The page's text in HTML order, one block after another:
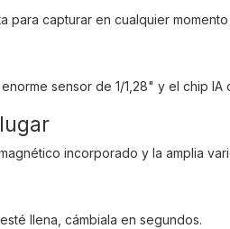
para capturar en cualquier momento
sensor de 1/1,28" y el chip IA
incorporado y la amplia
llena, cámbiala en segundos.